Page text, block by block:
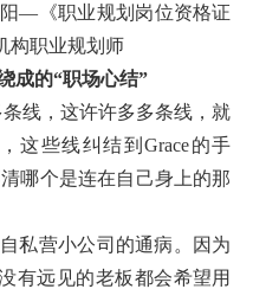
—《职业规划岗位资格证
构职业规划师
成的“职场心结”
线，这许许多多条线，就
这些线纠结到Grace的手
哪个是连在自己身上的那
私营小公司的通病。因为
有远见的老板都会希望用